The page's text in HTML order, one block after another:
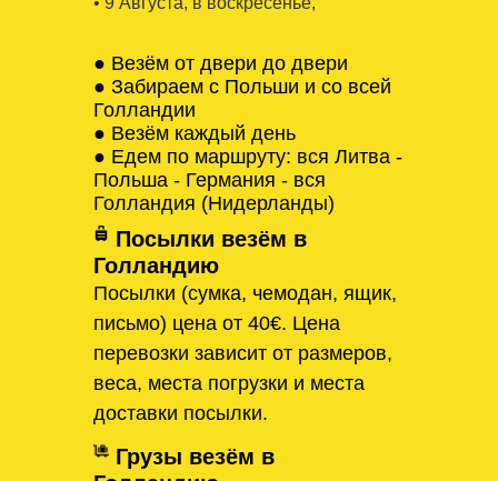
● Везём от двери до двери
● Забираем с Польши и со всей
Голландии
● Везём каждый день
● Едем по маршруту: вся Литва -
Польша - Германия - вся
Голландия (Нидерланды)
Посылки везём в
Голландию
Посылки (сумка, чемодан, ящик,
письмо) цена от 40€. Цена
перевозки зависит от размеров,
веса, места погрузки и места
доставки посылки.
Грузы везём в